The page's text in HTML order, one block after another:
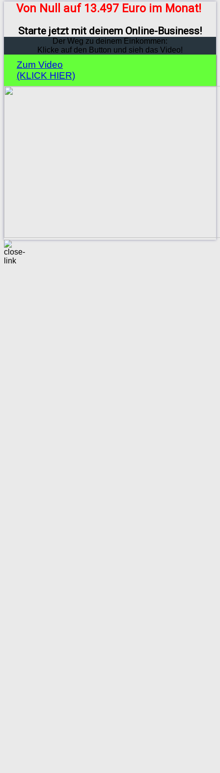
Von Null auf 13.497 Euro im Monat!
Starte jetzt mit deinem Online-Business!
Der Weg zu deinem Einkommen:
Klicke auf den Button und sieh das Video!
Zum Video
(KLICK HIER)